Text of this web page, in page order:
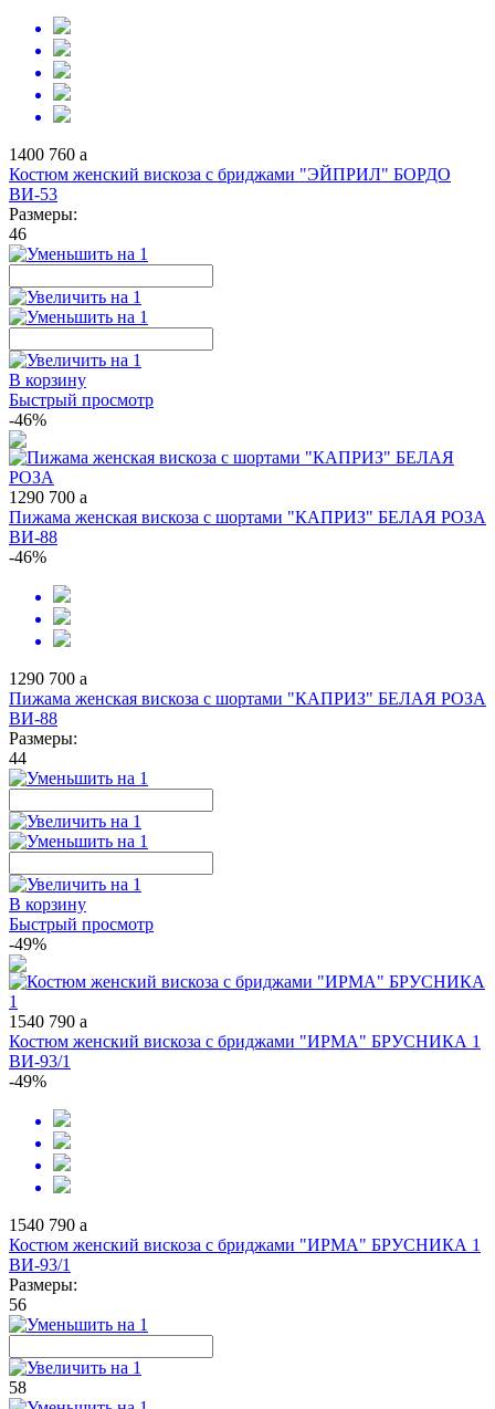
1400 760 a
Костюм женский вискоза с бриджами "ЭЙПРИЛ" БОРДО
ВИ-53
Размеры:
46
В корзину
Быстрый просмотр
-46%
1290 700 a
Пижама женская вискоза с шортами "КАПРИЗ" БЕЛАЯ РОЗА
ВИ-88
-46%
1290 700 a
Пижама женская вискоза с шортами "КАПРИЗ" БЕЛАЯ РОЗА
ВИ-88
Размеры:
44
В корзину
Быстрый просмотр
-49%
1540 790 a
Костюм женский вискоза с бриджами "ИРМА" БРУСНИКА 1
ВИ-93/1
-49%
1540 790 a
Костюм женский вискоза с бриджами "ИРМА" БРУСНИКА 1
ВИ-93/1
Размеры:
56
58